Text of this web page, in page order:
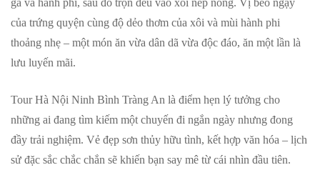
gà và hành phi, sau đó trộn đều vào xôi nếp nóng. Vị béo ngậy
của trứng quyện cùng độ dẻo thơm của xôi và mùi hành phi
thoảng nhẹ – một món ăn vừa dân dã vừa độc đáo, ăn một lần là
lưu luyến mãi.
Tour Hà Nội Ninh Bình Tràng An là điểm hẹn lý tưởng cho
những ai đang tìm kiếm một chuyến đi ngắn ngày nhưng đong
đầy trải nghiệm. Vẻ đẹp sơn thủy hữu tình, kết hợp văn hóa – lịch
sử đặc sắc chắc chắn sẽ khiến bạn say mê từ cái nhìn đầu tiên.